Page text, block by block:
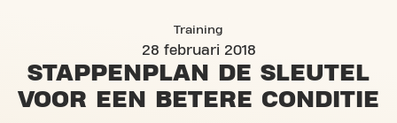
Training
28 februari 2018
STAPPENPLAN DE SLEUTEL
VOOR EEN BETERE CONDITIE